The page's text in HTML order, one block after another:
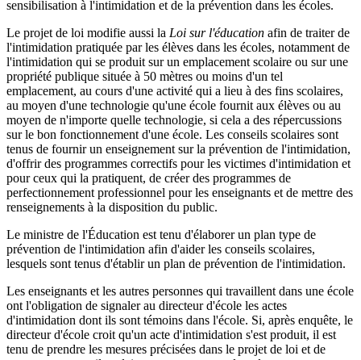
sensibilisation à l'intimidation et de la prévention dans les écoles.
Le projet de loi modifie aussi la Loi sur l'éducation afin de traiter de
l'intimidation pratiquée par les élèves dans les écoles, notamment de
l'intimidation qui se produit sur un emplacement scolaire ou sur une
propriété publique située à 50 mètres ou moins d'un tel
emplacement, au cours d'une activité qui a lieu à des fins scolaires,
au moyen d'une technologie qu'une école fournit aux élèves ou au
moyen de n'importe quelle technologie, si cela a des répercussions
sur le bon fonctionnement d'une école. Les conseils scolaires sont
tenus de fournir un enseignement sur la prévention de l'intimidation,
d'offrir des programmes correctifs pour les victimes d'intimidation et
pour ceux qui la pratiquent, de créer des programmes de
perfectionnement professionnel pour les enseignants et de mettre des
renseignements à la disposition du public.
Le ministre de l'Éducation est tenu d'élaborerun plan type de
prévention de l'intimidation afin d'aider les conseils scolaires,
lesquels sont tenus d'établir un plan de prévention de l'intimidation.
Les enseignants et les autres personnes qui travaillent dans une école
ont l'obligation de signaler au directeur d'école les actes
d'intimidation dont ils sont témoins dans l'école. Si, après enquête, le
directeur d'école croit qu'un acte d'intimidation s'est produit, il est
tenu de prendre les mesures précisées dans le projet de loi et de